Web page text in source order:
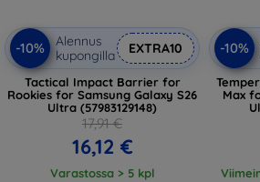
-10%
Alennus
kupongilla
EXTRA10
Tactical Impact Barrier for
Rookies for Samsung Galaxy S26
Ultra (57983129148)
17,91 €
16,12 €
Varastossa > 5 kpl
-10%
Max